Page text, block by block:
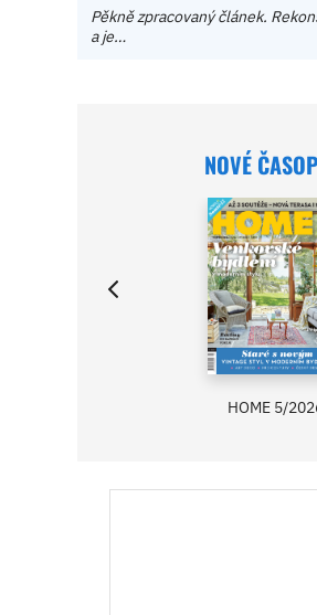
Pěkně zpracovaný článek.
a je…
NOVÉ
HOME 5/